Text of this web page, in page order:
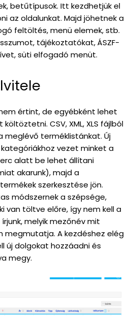
betűtípusok. Itt kezdhetjük el
az oldalunkat. Majd jöhetnek a
feltöltés, menü elemek, stb.
tájékoztatókat, ÁSZF-
süti elfogadó menüt.
értint, de egyébként lehet
CSV, XML, XLS fájlból
meglévő terméklistánkat. Új
vezet minket a
alatt be lehet állítani
akarunk), majd a
szerkesztése jön.
módszernek a szépsége,
van töltve előre, így nem kell a
melyik mezőnév mit
megmutatja. A kezdéshez elég
új dolgokat hozzáadni és
megy.